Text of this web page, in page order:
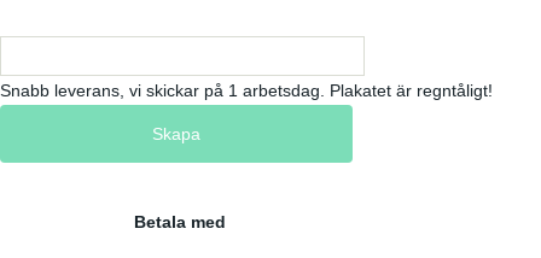
Snabb leverans, vi skickar på 1 arbetsdag. Plakatet är regntåligt!
Skapa
Betala med